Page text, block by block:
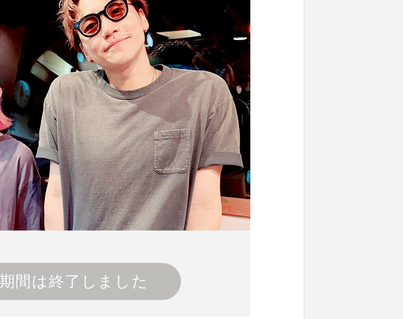
間は終了しました